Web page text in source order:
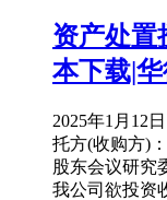
资产处置
本下载|华
2025年1月12
托方(收购方)
股东会议研究
我公司欲投资